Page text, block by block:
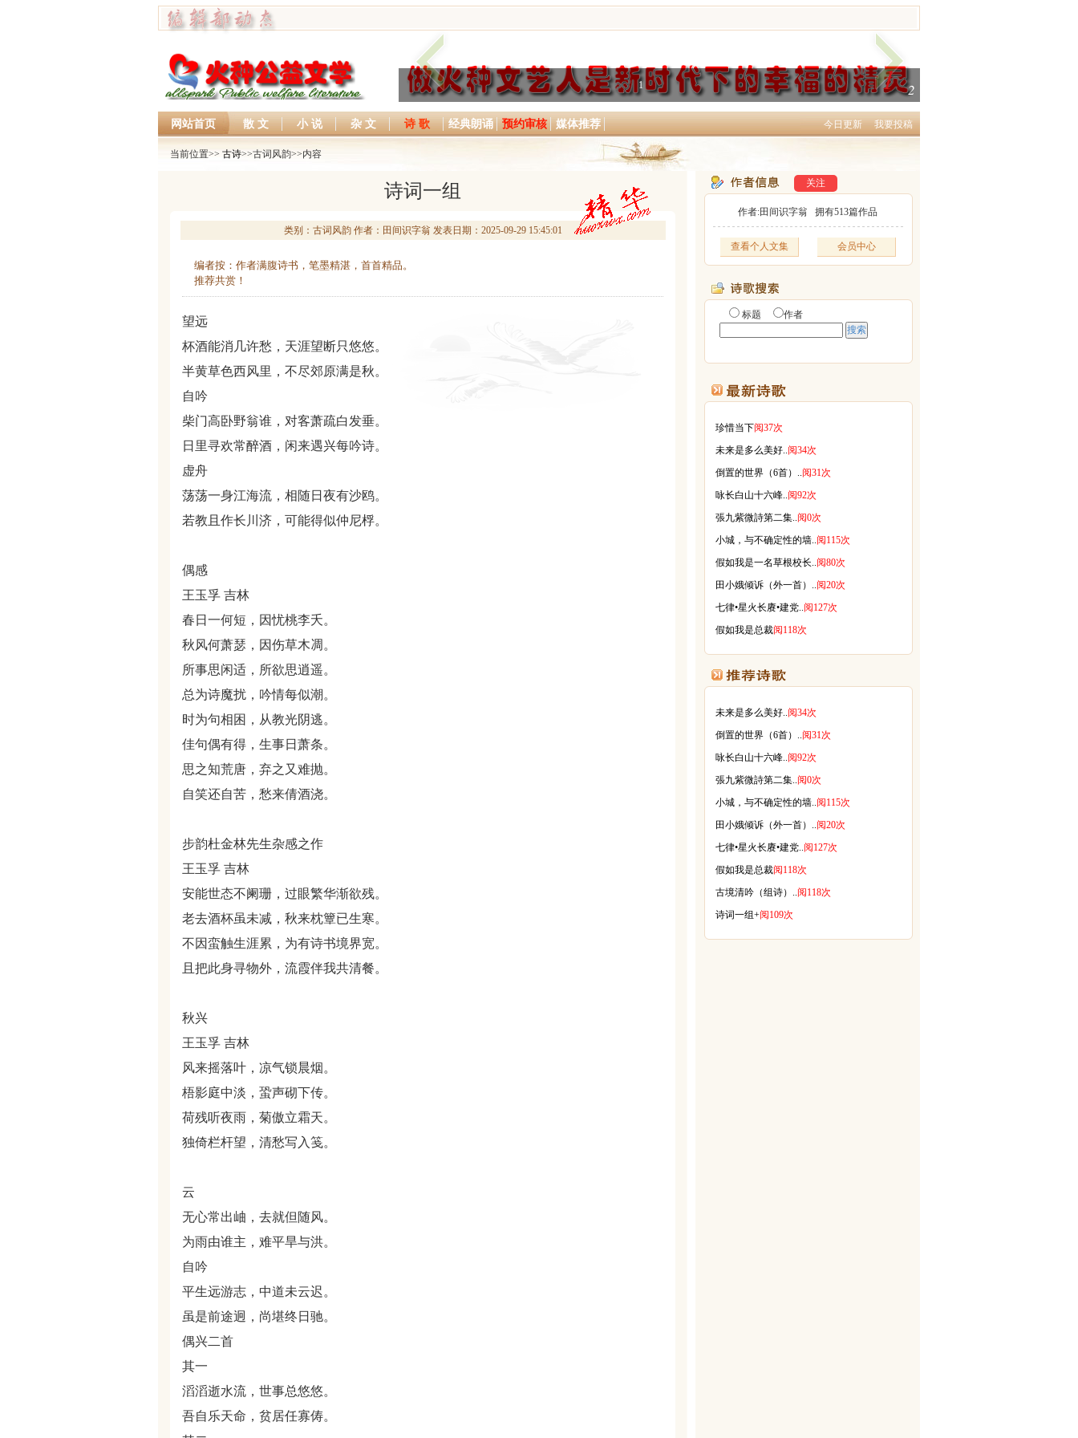
1 1 2
网站首页 散 文 小 说 杂 文 诗 歌 经典朗诵 预约审核 媒体推荐 今日更新 我要投稿
当前位置>> 古诗>>古词风韵>>内容
诗词一组
类别：古词风韵 作者：田间识字翁 发表日期：2025-09-29 15:45:01
编者按：作者满腹诗书，笔墨精湛，首首精品。
推荐共赏！
望远
杯酒能消几许愁，天涯望断只悠悠。
半黄草色西风里，不尽郊原满是秋。
自吟
柴门高卧野翁谁，对客萧疏白发垂。
日里寻欢常醉酒，闲来遇兴每吟诗。
虚舟
荡荡一身江海流，相随日夜有沙鸥。
若教且作长川济，可能得似仲尼桴。
偶感
王玉孚 吉林
春日一何短，因忧桃李夭。
秋风何萧瑟，因伤草木凋。
所事思闲适，所欲思逍遥。
总为诗魔扰，吟情每似潮。
时为句相困，从教光阴逃。
佳句偶有得，生事日萧条。
思之知荒唐，弃之又难抛。
自笑还自苦，愁来倩酒浇。
步韵杜金林先生杂感之作
王玉孚 吉林
安能世态不阑珊，过眼繁华渐欲残。
老去酒杯虽未减，秋来枕簟已生寒。
不因蛮触生涯累，为有诗书境界宽。
且把此身寻物外，流霞伴我共清餐。
秋兴
王玉孚 吉林
风来摇落叶，凉气锁晨烟。
梧影庭中淡，蛩声砌下传。
荷残听夜雨，菊傲立霜天。
独倚栏杆望，清愁写入笺。
云
无心常出岫，去就但随风。
为雨由谁主，难平旱与洪。
自吟
平生远游志，中道未云迟。
虽是前途迥，尚堪终日驰。
偶兴二首
其一
滔滔逝水流，世事总悠悠。
吾自乐天命，贫居任寡俦。
关注
作者:田间识字翁 拥有513篇作品
查看个人文集 会员中心
标题 作者
珍惜当下阅37次
未来是多么美好..阅34次
倒置的世界（6首）..阅31次
咏长白山十六峰..阅92次
張九紫微詩第二集..阅0次
小城，与不确定性的墙..阅115次
假如我是一名草根校长..阅80次
田小娥倾诉（外一首）..阅20次
七律•星火长赓•建党..阅127次
假如我是总裁阅118次
未来是多么美好..阅34次
倒置的世界（6首）..阅31次
咏长白山十六峰..阅92次
張九紫微詩第二集..阅0次
小城，与不确定性的墙..阅115次
田小娥倾诉（外一首）..阅20次
七律•星火长赓•建党..阅127次
假如我是总裁阅118次
古境清吟（组诗）..阅118次
诗词一组+阅109次